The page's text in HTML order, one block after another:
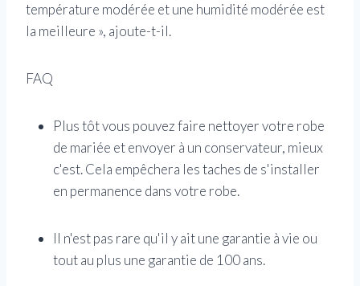
température modérée et une humidité modérée est
la meilleure », ajoute-t-il.
FAQ
Plus tôt vous pouvez faire nettoyer votre robe
de mariée et envoyer à un conservateur, mieux
c'est. Cela empêchera les taches de s'installer
en permanence dans votre robe.
Il n'est pas rare qu'il y ait une garantie à vie ou
tout au plus une garantie de 100 ans.